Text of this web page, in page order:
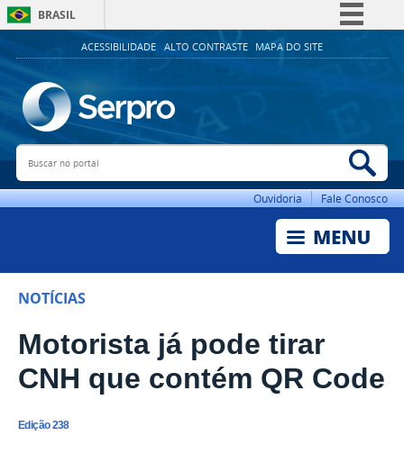
BRASIL
Simplifique!
Canais
ACESSIBILIDADE ALTO CONTRASTE MAPA DO SITE
Buscar no portal
Ouvidoria Fale Conosco
NOTÍCIAS
Motorista já pode tirar
CNH que contém QR Code
Edição 238